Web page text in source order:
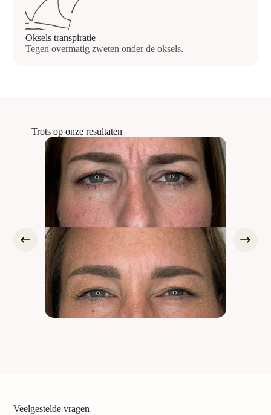
Oksels transpiratie
Tegen overmatig zweten onder de oksels.
Trots op onze resultaten
Veelgestelde vragen